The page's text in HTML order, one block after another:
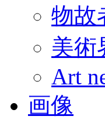
物故
美術
Art
画像